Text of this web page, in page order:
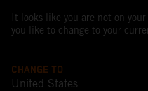
It looks like you are not on
you like to change to your
CHANGE TO
United States